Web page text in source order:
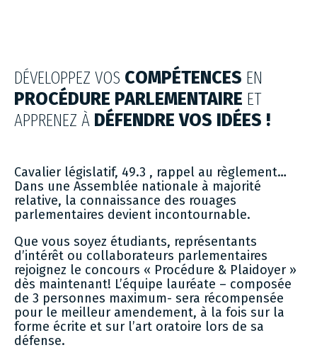
DÉVELOPPEZ VOS COMPÉTENCES EN
PROCÉDURE PARLEMENTAIRE ET
APPRENEZ À DÉFENDRE VOS IDÉES !
Cavalier législatif, 49.3 , rappel au règlement…
Dans une Assemblée nationale à majorité
relative, la connaissance des rouages
parlementaires devient incontournable.
Que vous soyez étudiants, représentants
d’intérêt ou collaborateurs parlementaires
rejoignez le concours « Procédure & Plaidoyer »
dès maintenant! L’équipe lauréate – composée
de 3 personnes maximum- sera récompensée
pour le meilleur amendement, à la fois sur la
forme écrite et sur l’art oratoire lors de sa
défense.